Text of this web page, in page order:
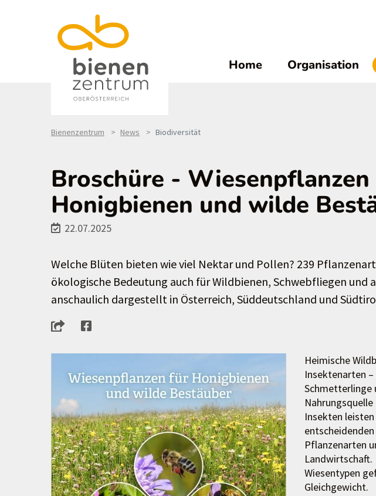
Home Organisation
Bienenzentrum News Biodiversität
Broschüre -
Honigbienen und wilde
22.07.2025
Welche Blüten bieten wie viel Nektar und Pollen? 239
ökologische Bedeutung auch für Wildbienen, Schwebfliegen und
anschaulich dargestellt in Österreich, Süddeutschland und
Heimische
Insektenarten
Schmetterlinge
Insekten
Pflanzenarten
Wiesentypen
Gleichgewicht.